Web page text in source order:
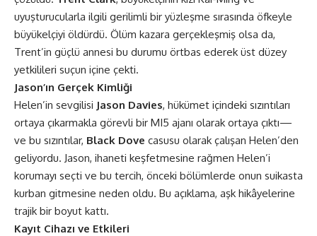
uyuşturucularla ilgili gerilimli bir yüzleşme sırasında öfkeyle
büyükelçiyi öldürdü. Ölüm kazara gerçekleşmiş olsa da,
Trent’in güçlü annesi bu durumu örtbas ederek üst düzey
yetkilileri suçun içine çekti​​.
Jason’ın Gerçek Kimliği
Helen’in sevgilisi Jason Davies, hükümet içindeki sızıntıları
ortaya çıkarmakla görevli bir MI5 ajanı olarak ortaya çıktı—
ve bu sızıntılar, Black Dove casusu olarak çalışan Helen’den
geliyordu. Jason, ihaneti keşfetmesine rağmen Helen’i
korumayı seçti ve bu tercih, önceki bölümlerde onun suikasta
kurban gitmesine neden oldu. Bu açıklama, aşk hikâyelerine
trajik bir boyut kattı​​.
Kayıt Cihazı ve Etkileri